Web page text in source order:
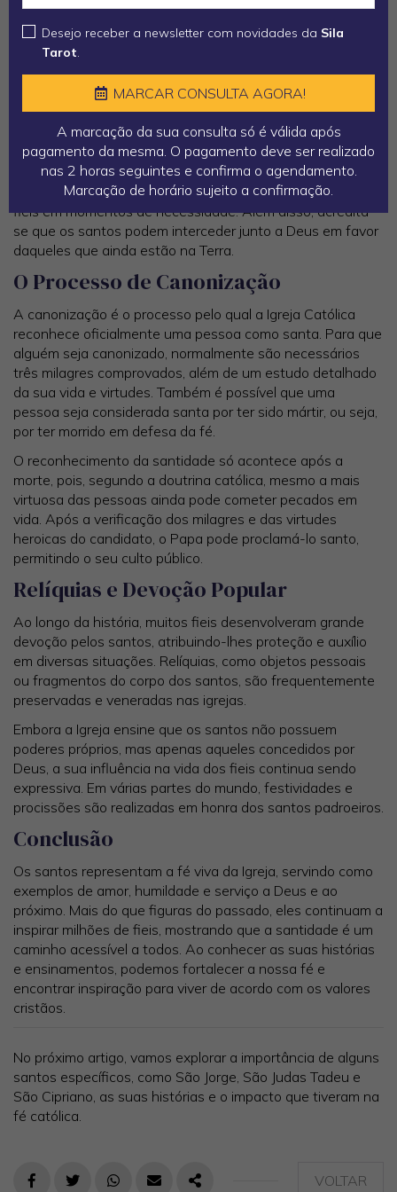
No catolicismo, os santos são pessoas que levaram uma
vida de extrema devoção, praticando atos de caridade e
virtude, e que, após a sua morte, são reconhecidos pela
não é exclusiva a poucos escolhidos, mas um chamado
universal para todos os cristãos, conforme afirmou o Papa
Bento XVI: "A santidade é uma tarefa de todo o ser
humano".
Muitos santos são considerados padroeiros de causas
específicas, profissões ou regiões, sendo invocados pelos
fieis em momentos de necessidade. Além disso, acredita-
se que os santos podem interceder junto a Deus em favor
daqueles que ainda estão na Terra.
O Processo de Canonização
A canonização é o processo pelo qual a Igreja Católica
reconhece oficialmente uma pessoa como santa. Para que
alguém seja canonizado, normalmente são necessários
três milagres comprovados, além de um estudo detalhado
da sua vida e virtudes. Também é possível que uma
pessoa seja considerada santa por ter sido mártir, ou seja,
por ter morrido em defesa da fé.
O reconhecimento da santidade só acontece após a
morte, pois, segundo a doutrina católica, mesmo a mais
virtuosa das pessoas ainda pode cometer pecados em
vida. Após a verificação dos milagres e das virtudes
heroicas do candidato, o Papa pode proclamá-lo santo,
permitindo o seu culto público.
Relíquias e Devoção Popular
Ao longo da história, muitos fieis desenvolveram grande
devoção pelos santos, atribuindo-lhes proteção e auxílio
em diversas situações. Relíquias, como objetos pessoais
ou fragmentos do corpo dos santos, são frequentemente
preservadas e veneradas nas igrejas.
Embora a Igreja ensine que os santos não possuem
poderes próprios, mas apenas aqueles concedidos por
Deus, a sua influência na vida dos fieis continua sendo
expressiva. Em várias partes do mundo, festividades e
procissões são realizadas em honra dos santos padroeiros.
Conclusão
Os santos representam a fé viva da Igreja, servindo como
exemplos de amor, humildade e serviço a Deus e ao
próximo. Mais do que figuras do passado, eles continuam a
inspirar milhões de fieis, mostrando que a santidade é um
caminho acessível a todos. Ao conhecer as suas histórias
e ensinamentos, podemos fortalecer a nossa fé e
encontrar inspiração para viver de acordo com os valores
cristãos.
No próximo artigo, vamos explorar a importância de alguns
santos específicos, como São Jorge, São Judas Tadeu e
São Cipriano, as suas histórias e o impacto que tiveram na
fé católica.
VOLTAR
Desejo receber a newsletter com novidades da Sila
Tarot.
MARCAR CONSULTA AGORA!
A marcação da sua consulta só é válida após
pagamento da mesma. O pagamento deve ser realizado
nas 2 horas seguintes e confirma o agendamento.
Marcação de horário sujeito a confirmação.